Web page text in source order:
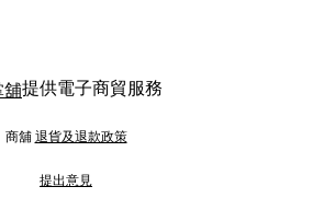
提供電子商貿服務
商舖 退貨及退款政策
提出意見